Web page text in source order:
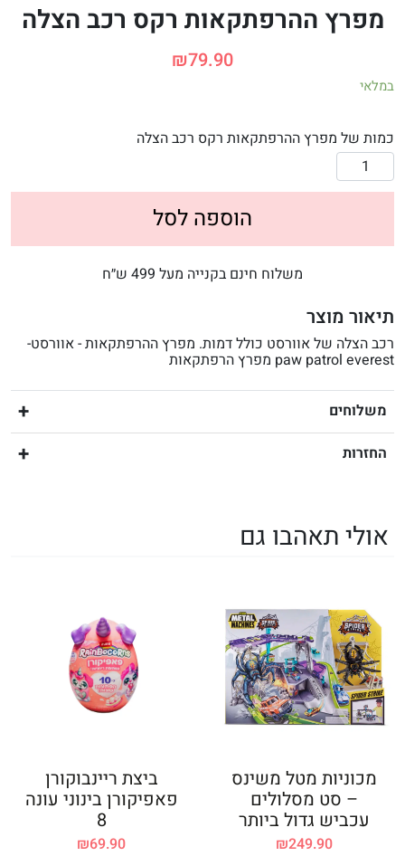
מפרץ ההרפתקאות רקס רכב הצלה
₪79.90
במלאי
כמות של מפרץ ההרפתקאות רקס רכב הצלה
הוספה לסל
משלוח חינם בקנייה מעל 499 ש״ח
תיאור מוצר
רכב הצלה של אוורסט כולל דמות. מפרץ ההרפתקאות - אוורסט-
paw patrol everest מפרץ הרפתקאות
משלוחים
החזרות
אולי תאהבו גם
מכוניות מטל משינס
– סט מסלולים
עכביש גדול ביותר
₪249.90
ביצת ריינבוקורן
פאפיקורן בינוני עונה
8
₪69.90